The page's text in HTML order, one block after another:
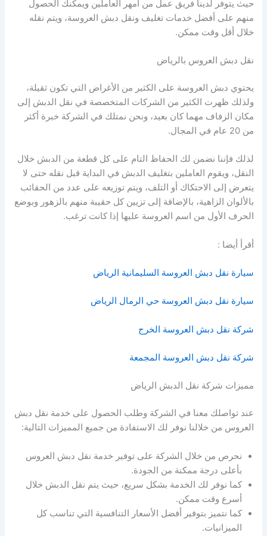
حيث يتوفر لدينا فريق عمل من أمهر العاملين ويمكنك الحصول
منهم على أفضل خدمات تغليف ونقل دبش العروسة، ويتم نقله
خلال أقل وقت ممكن.
نقل دبش العروس بالرياض
يحتوي دبش العروسة على الكثير من الأغراض التي تكون ثقيلة،
ولذلك ظهرت الكثير من الشركات المتخصصة في نقل الدبش إلى
مكان الزفاف مهما كان بعيد، ونحن نمتلك في الشركة خبرة أكثر
من 20 عام في المجال.
لذلك فإننا نضمن لك الحفاظ التام على كل قطعة من الدبش خلال
النقل، ويقوم العاملين بتغليف الدبش في البداية قبل نقله حتى لا
يتعرض إلى الاحتكاك أو التلف، ويتم توزيعه على عدد من الحقائب
بالألوان الزاهية، بالإضافة إلى تزيين كل حقيبة منهم بالزهور وبوضع
الحرف الأول من اسم العروسة عليها إذا كانت ترغب.
أقرأ أيضا :
سيارة نقل دبش العروسة السليمانية الرياض
سيارة نقل دبش العروسة حي الرمال الرياض
شركة نقل دبش العروسة الخرج
شركة نقل دبش العروسة المجمعة
مميزات شركة نقل الدبش الرياض
عند تواصلك معنا في الشركة وطلب الحصول على خدمة نقل دبش
العروس من خلالنا نوفر لك الاستفادة من جميع المميزات التالية:
نحرص من خلال الشركة على توفير خدمة نقل دبش العروس
بأعلى درجة ممكنة من الجودة.
كما نوفر لك الخدمة بشكل سريع، حيث يتم نقل الدبش خلال
أسرع وقت ممكن.
كما نتميز بتوفير أفضل الأسعار التنافسية التي تناسب كل
الميزانيات.